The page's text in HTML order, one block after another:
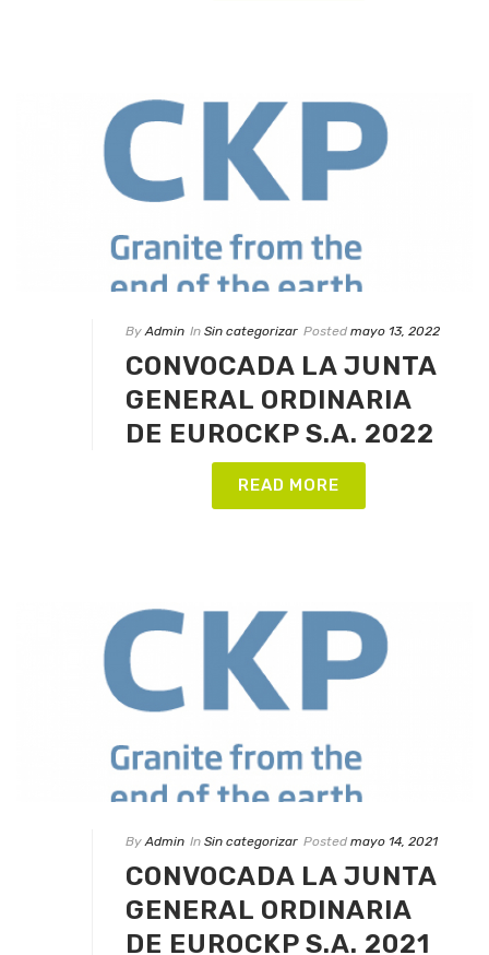
By Admin In Sin categorizar Posted mayo 13, 2022
CONVOCADA LA JUNTA
GENERAL ORDINARIA
DE EUROCKP S.A. 2022
READ MORE
By Admin In Sin categorizar Posted mayo 14, 2021
CONVOCADA LA JUNTA
GENERAL ORDINARIA
DE EUROCKP S.A. 2021